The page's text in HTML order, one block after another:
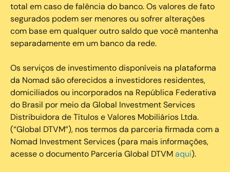
total em caso de falência do banco. Os valores de fato
segurados podem ser menores ou sofrer alterações
com base em qualquer outro saldo que você mantenha
separadamente em um banco da rede.
Os serviços de investimento disponíveis na plataforma
da Nomad são oferecidos a investidores residentes,
domiciliados ou incorporados na República Federativa
do Brasil por meio da Global Investment Services
Distribuidora de Títulos e Valores Mobiliários Ltda.
(“Global DTVM”), nos termos da parceria firmada com a
Nomad Investment Services (para mais informações,
acesse o documento Parceria Global DTVMaqui).